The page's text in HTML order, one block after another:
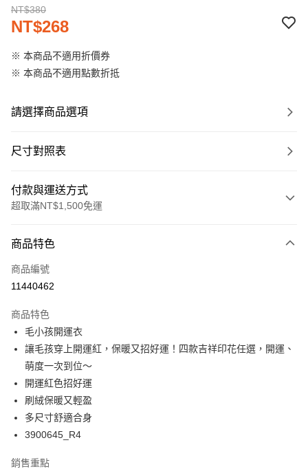
NT$380
NT$268
※ 本商品不適用折價券
※ 本商品不適用點數折抵
請選擇商品選項
尺寸對照表
付款與運送方式
超取滿NT$1,500免運
信用卡一次付款
超商取貨付款
Apple Pay
悠遊付
Google Pay
全支付
全盈+PAY
商品特色
商品編號
11440462
商品特色
毛小孩開運衣
讓毛孩穿上開運紅，保暖又招好運！四款吉祥印花任選，開運、
萌度一次到位～
開運紅色招好運
刷絨保暖又輕盈
多尺寸舒適合身
3900645_R4
銷售重點